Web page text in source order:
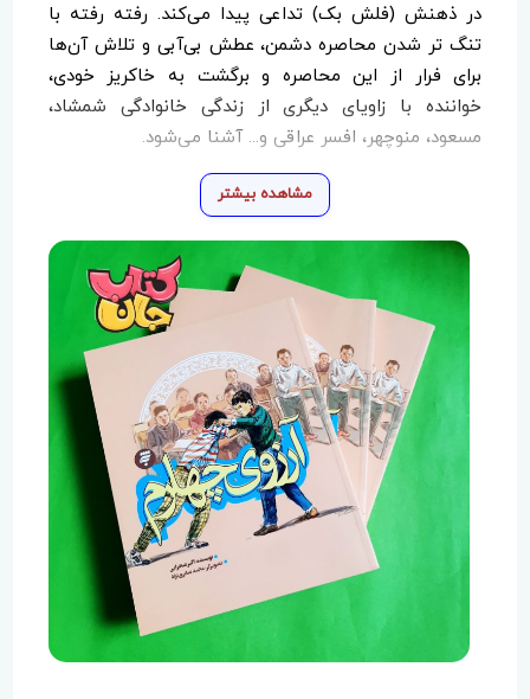
در ذهنش (فلش بک) تداعی پیدا می‌کند. رفته رفته با
تنگ تر شدن محاصره دشمن، عطش بی‌آبی و تلاش آن‌ها
برای فرار از این محاصره و برگشت به خاکریز خودی،
خواننده با زاویای دیگری از زندگی خانوادگی شمشاد،
مسعود، منوچهر، افسر عراقی و... آشنا می‌شود.
مشاهده بیشتر